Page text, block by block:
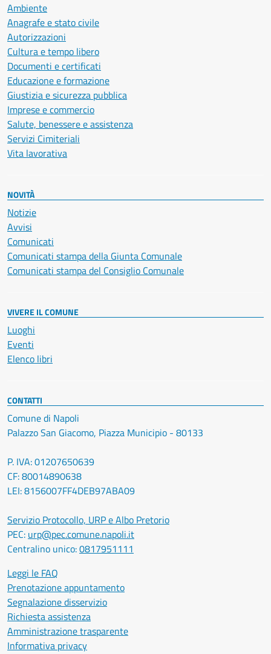
Ambiente
Anagrafe e stato civile
Autorizzazioni
Cultura e tempo libero
Documenti e certificati
Educazione e formazione
Giustizia e sicurezza pubblica
Imprese e commercio
Salute, benessere e assistenza
Servizi Cimiteriali
Vita lavorativa
NOVITÀ
Notizie
Avvisi
Comunicati
Comunicati stampa della Giunta Comunale
Comunicati stampa del Consiglio Comunale
VIVERE IL COMUNE
Luoghi
Eventi
Elenco libri
CONTATTI
Comune di Napoli
Palazzo San Giacomo, Piazza Municipio - 80133
P. IVA: 01207650639
CF: 80014890638
LEI: 8156007FF4DEB97ABA09
Servizio Protocollo, URP e Albo Pretorio
PEC: urp@pec.comune.napoli.it
Centralino unico:0817951111
Leggi le FAQ
Prenotazione appuntamento
Segnalazione disservizio
Richiesta assistenza
Amministrazione trasparente
Informativa privacy